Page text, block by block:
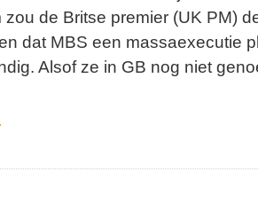
zou de Britse premier (UK PM)
dat MBS een massaexecutie
Alsof ze in GB nog niet